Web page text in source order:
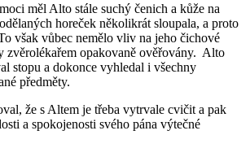
měl Alto stále suchý čenich a kůže na
horeček několikrát sloupala, a proto
však vůbec nemělo vliv na jeho čichové
zvěrolékařem opakovaně ověřovány. Alto
stopu a dokonce vyhledal i všechny
předměty.
že s Altem je třeba vytrvale cvičit a pak
a spokojenosti svého pána výtečné